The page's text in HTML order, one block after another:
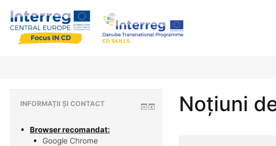
Noțiuni
INFORMAȚII ȘI CONTACT
Browser recomandat:
Google Chrome